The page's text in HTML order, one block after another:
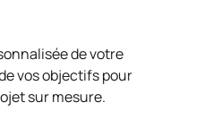
de votre
vos objectifs pour
sur mesure.